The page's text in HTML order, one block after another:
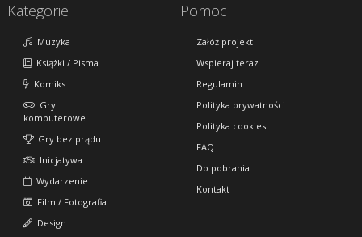
Kategorie
Muzyka
Książki / Pisma
Komiks
Gry
komputerowe
Gry bez prądu
Inicjatywa
Wydarzenie
Film / Fotografia
Design
Pomoc
Załóż projekt
Wspieraj teraz
Regulamin
Polityka prywatności
Polityka cookies
FAQ
Do pobrania
Kontakt